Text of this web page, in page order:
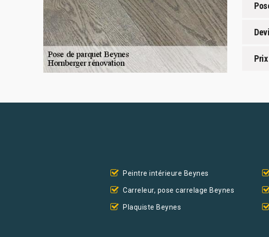
Peintre intérieure Beynes
Carreleur, pose carrelage Beynes
Plaquiste Beynes